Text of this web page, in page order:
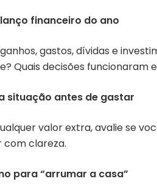
financeiro do ano
gastos, dívidas e
Quais decisões funcionaram
situação antes de gastar
valor extra, avalie se
com clareza.
para “arrumar a casa”